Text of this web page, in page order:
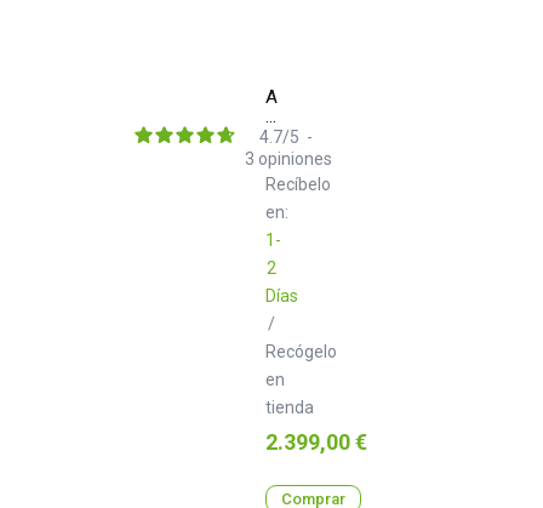
Antelope
Audio
Orion
Studio
Synergy
Core
Recíbelo
en:
1-
2
Días
/
Recógelo
en
tienda
4.7/5 -
3 opiniones
Precio
2.399,00 €
Comprar